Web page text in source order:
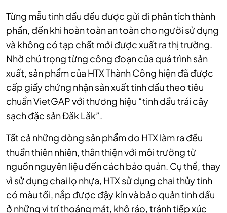
Từng mẫu tinh dầu đều được gửi đi phân tích thành
phần, đến khi hoàn toàn an toàn cho người sử dụng
và không có tạp chất mới được xuất ra thị trường.
Nhờ chú trọng từng công đoạn của quá trình sản
xuất, sản phẩm của HTX Thành Công hiện đã được
cấp giấy chứng nhận sản xuất tinh dầu theo tiêu
chuẩn VietGAP với thương hiệu “tinh dầu trái cây
sạch đặc sản Đăk Lăk”.
Tất cả những dòng sản phẩm do HTX làm ra đều
thuần thiên nhiên, thân thiện với môi trường từ
nguồn nguyên liệu đến cách bảo quản. Cụ thể, thay
vì sử dụng chai lọ nhựa, HTX sử dụng chai thủy tinh
có màu tối, nắp được đậy kín và bảo quản tinh dầu
ở những vị trí thoáng mát, khô ráo, tránh tiếp xúc